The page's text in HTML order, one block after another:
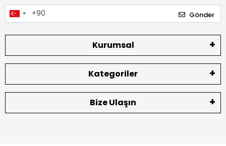
Gönder
Kurumsal
Kategoriler
Bize Ulaşın